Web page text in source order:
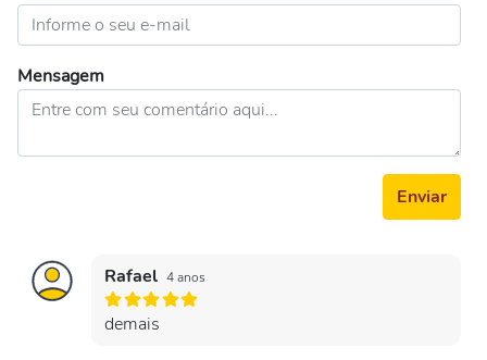
Mensagem
Enviar
Rafael 4 anos
demais